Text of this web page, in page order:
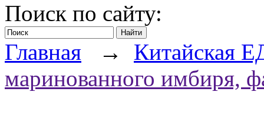
Поиск по сайту:
Главная → Китайская
маринованного имбиря,